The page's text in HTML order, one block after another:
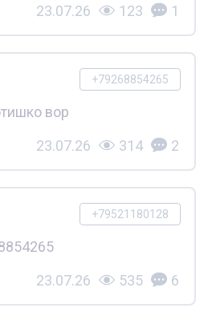
23.07.26 123 1
+79268854265
вор
23.07.26 314 2
+79521180128
23.07.26 535 6